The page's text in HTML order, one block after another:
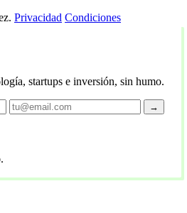
Privacidad Condiciones
startups e inversión, sin humo.
→